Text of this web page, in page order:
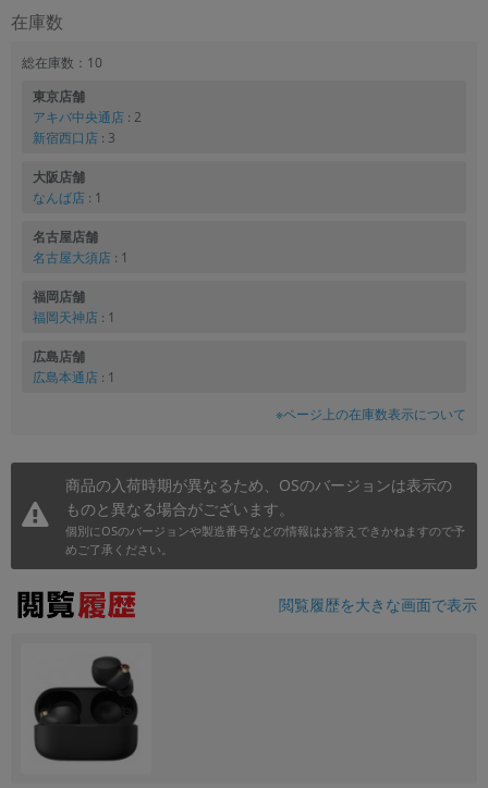
在庫数
総在庫数：10
東京店舗
アキバ中央通店 : 2
新宿西口店 : 3
大阪店舗
なんば店 : 1
名古屋店舗
名古屋大須店 : 1
福岡店舗
福岡天神店 : 1
広島店舗
広島本通店 : 1
※ページ上の在庫数表示について
商品の入荷時期が異なるため、OSのバージョンは表示の
ものと異なる場合がございます。
個別にOSのバージョンや製造番号などの情報はお答えできかねますので予
めご了承ください。
閲覧履歴を大きな画面で表示